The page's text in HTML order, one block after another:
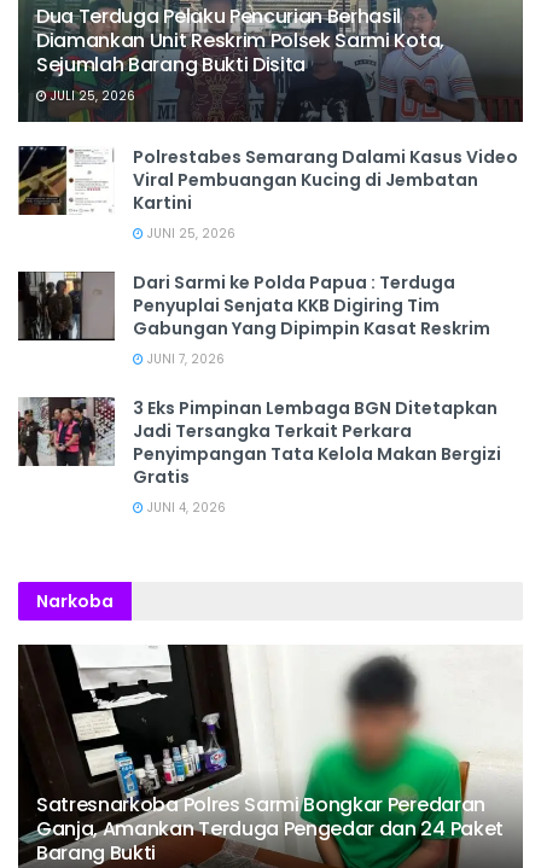
Dua Terduga Pelaku Pencurian Berhasil
Diamankan Unit Reskrim Polsek Sarmi Kota,
Sejumlah Barang Bukti Disita
JULI 25, 2026
Polrestabes Semarang Dalami Kasus Video
Viral Pembuangan Kucing di Jembatan
Kartini
JUNI 25, 2026
Dari Sarmi ke Polda Papua : Terduga
Penyuplai Senjata KKB Digiring Tim
Gabungan Yang Dipimpin Kasat Reskrim
JUNI 7, 2026
3 Eks Pimpinan Lembaga BGN Ditetapkan
Jadi Tersangka Terkait Perkara
Penyimpangan Tata Kelola Makan Bergizi
Gratis
JUNI 4, 2026
Narkoba
Satresnarkoba Polres Sarmi Bongkar Peredaran
Ganja, Amankan Terduga Pengedar dan 24 Paket
Barang Bukti